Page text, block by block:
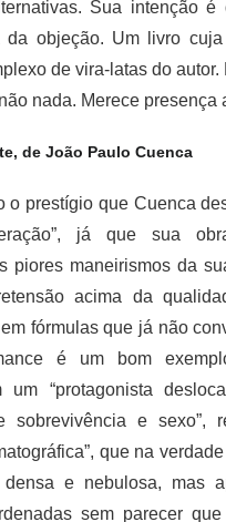
Sua intenção é
objeção. Um livro
de vira-latas do autor.
nada. Merece presença
de João Paulo Cuenca
o prestígio que Cuenca
já que sua
piores maneirismos da
acima da
fórmulas que já não
é um bom
um “protagonista
sobrevivência e sexo”,
que na
e nebulosa, mas
sem parecer